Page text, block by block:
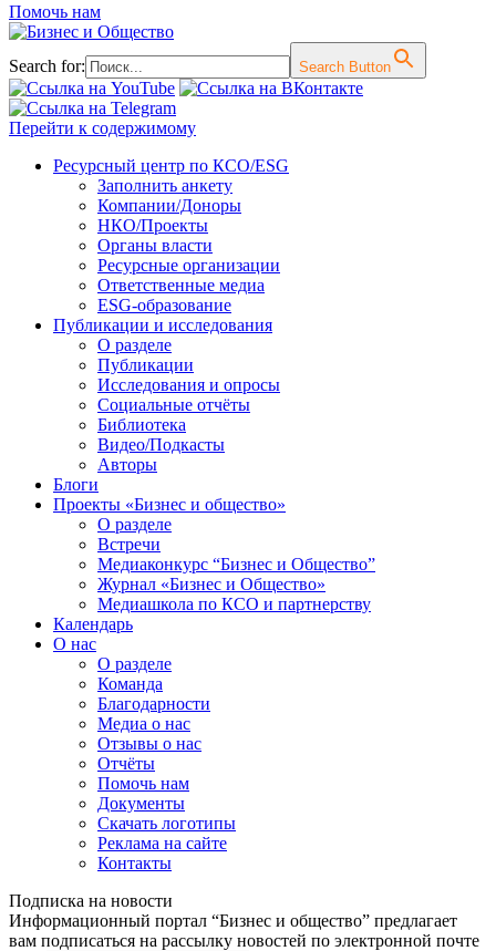
Помочь нам
Search for: Search Button
Перейти к содержимому
Ресурсный центр по КСО/ESG
Заполнить анкету
Компании/Доноры
НКО/Проекты
Органы власти
Ресурсные организации
Ответственные медиа
ESG-образование
Публикации и исследования
О разделе
Публикации
Исследования и опросы
Социальные отчёты
Библиотека
Видео/Подкасты
Авторы
Блоги
Проекты «Бизнес и общество»
О разделе
Встречи
Медиаконкурс “Бизнес и Общество”
Журнал «Бизнес и Общество»
Медиашкола по КСО и партнерству
Календарь
О нас
О разделе
Команда
Благодарности
Медиа о нас
Отзывы о нас
Отчёты
Помочь нам
Документы
Скачать логотипы
Реклама на сайте
Контакты
Подписка на новости
Информационный портал “Бизнес и общество” предлагает
вам подписаться на рассылку новостей по электронной почте